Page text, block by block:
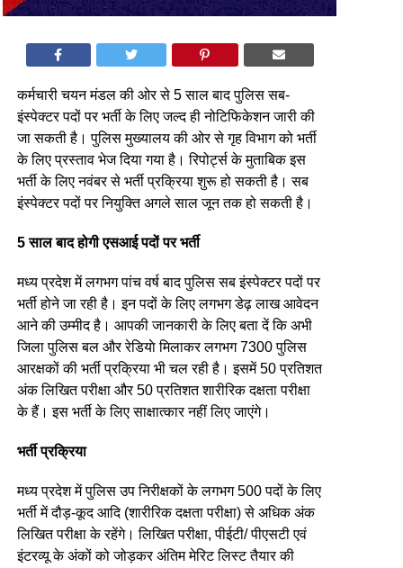
कर्मचारी चयन मंडल की ओर से 5 साल बाद पुलिस सब-
इंस्पेक्टर पदों पर भर्ती के लिए जल्द ही नोटिफिकेशन जारी की
जा सकती है। पुलिस मुख्यालय की ओर से गृह विभाग को भर्ती
के लिए प्रस्ताव भेज दिया गया है। रिपोर्ट्स के मुताबिक इस
भर्ती के लिए नवंबर से भर्ती प्रक्रिया शुरू हो सकती है। सब
इंस्पेक्टर पदों पर नियुक्ति अगले साल जून तक हो सकती है।
5 साल बाद होगी एसआई पदों पर भर्ती
मध्य प्रदेश में लगभग पांच वर्ष बाद पुलिस सब इंस्पेक्टर पदों पर
भर्ती होने जा रही है। इन पदों के लिए लगभग डेढ़ लाख आवेदन
आने की उम्मीद है। आपकी जानकारी के लिए बता दें कि अभी
जिला पुलिस बल और रेडियाे मिलाकर लगभग 7300 पुलिस
आरक्षकों की भर्ती प्रक्रिया भी चल रही है। इसमें 50 प्रतिशत
अंक लिखित परीक्षा और 50 प्रतिशत शारीरिक दक्षता परीक्षा
के हैं। इस भर्ती के लिए साक्षात्कार नहीं लिए जाएंगे।
भर्ती प्रक्रिया
मध्य प्रदेश में पुलिस उप निरीक्षकों के लगभग 500 पदों के लिए
भर्ती में दौड़-कूद आदि (शारीरिक दक्षता परीक्षा) से अधिक अंक
लिखित परीक्षा के रहेंगे। लिखित परीक्षा, पीईटी/ पीएसटी एवं
इंटरव्यू के अंकों को जोड़कर अंतिम मेरिट लिस्ट तैयार की